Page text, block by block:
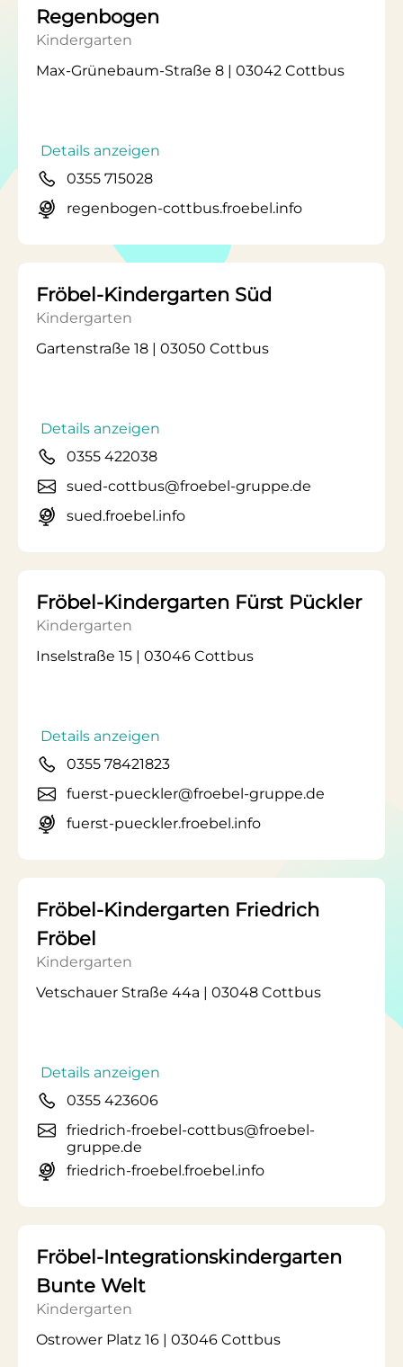
Regenbogen
Kindergarten
Max-Grünebaum-Straße 8 | 03042 Cottbus
Details anzeigen
0355 715028
regenbogen-cottbus.froebel.info
Fröbel-Kindergarten Süd
Kindergarten
Gartenstraße 18 | 03050 Cottbus
Details anzeigen
0355 422038
sued-cottbus@froebel-gruppe.de
sued.froebel.info
Fröbel-Kindergarten Fürst Pückler
Kindergarten
Inselstraße 15 | 03046 Cottbus
Details anzeigen
0355 78421823
fuerst-pueckler@froebel-gruppe.de
fuerst-pueckler.froebel.info
Fröbel-Kindergarten Friedrich
Fröbel
Kindergarten
Vetschauer Straße 44a | 03048 Cottbus
Details anzeigen
0355 423606
friedrich-froebel-cottbus@froebel-
gruppe.de
friedrich-froebel.froebel.info
Fröbel-Integrationskindergarten
Bunte Welt
Kindergarten
Ostrower Platz 16 | 03046 Cottbus